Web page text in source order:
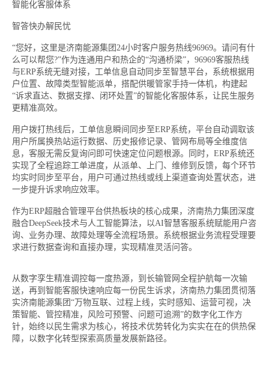
智能化客服体系
智答快办解民忧
“您好，这里是济南能源集团24小时客户服务热线96969。请问有什
么可以帮您?”作为连通用户和热企的“沟通桥梁”，96969客服热线
与ERP系统无缝对接，工单信息自动同步至智慧平台，系统根据用
户位置、故障类型智能派单，搭配供暖管家手持一体机，构建起
“诉求直达、数据支撑、闭环处置”的智能化客服体系，让民生服务
更精准高效。
用户拨打热线后，工单信息瞬间同步至ERP系统，平台自动调取该
用户所属换热站运行数据、历史报修记录、管网布局等全维度信
息，客服无需反复询问即可快速定位问题根源。同时，ERP系统还
实现了全程追踪工单进度，从派单、上门、维修到反馈，每个环节
均实时同步至平台，用户可通过热线或线上渠道查询处置状态，进
一步提升诉求响应效率。
作为ERP超融合管理平台供热板块的核心成果，济南热力集团深度
融合DeepSeek技术与人工智能算法，以AI智慧客服系统赋能用户咨
询、业务办理、故障处理等全流程场景。系统根据业务流程受理要
求进行数据查询和直接办理，实现精准灵活问答。
从数字孪生精准调控每一度热源，到长输管网全程护航每一次输
送，再到智能客服快速响应每一份民生诉求，济南热力集团贯彻落
实济南能源集团“万物互联、过程上线，实时感知、运营可视，决
策智能、管控精准，风险可预警、问题可追溯”的数字化工作方
针，始终以民生需求为核心，将技术优势转化为实实在在的供热保
障，以数字化转型探索高质量发展新路径。